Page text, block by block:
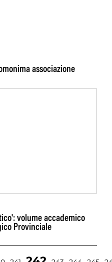
associazione
volume accademico
Provinciale